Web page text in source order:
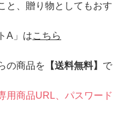
と、贈り物としてもおす
A」はこちら
の商品を 【送料無料】 で
用商品URL、パスワード